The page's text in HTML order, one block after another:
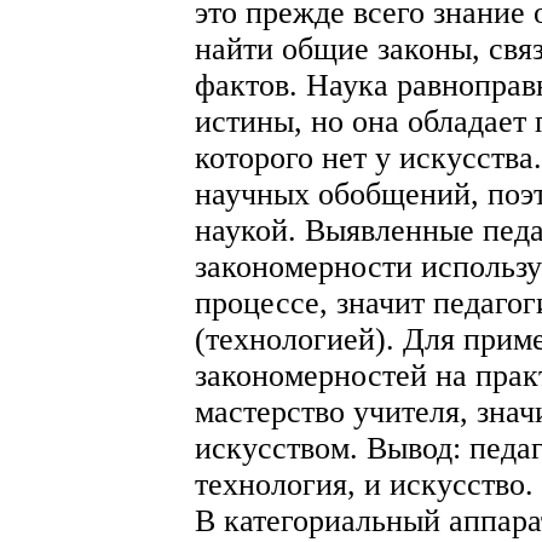
это прежде всего знание
найти общие законы,
фактов. Наука
истины, но она обладает
которого нет у
научных обобщений,
наукой. Выявленные
закономерности
процессе, значит
(технологией). Для
закономерностей на
мастерство учителя,
искусством. Вывод:
технология, и искусство.
В категориальный